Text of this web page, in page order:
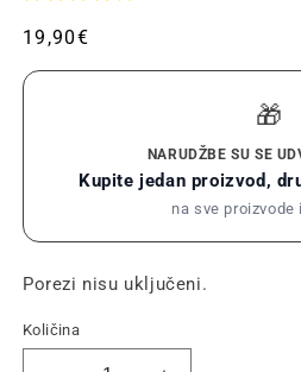
Redovna
cijena
19,90€
🎁
NARUDŽBE SU SE
Kupite jedan proizvod,
na sve proizvode
Porezi nisu uključeni.
Količina